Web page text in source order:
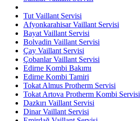
Tut Vaillant Servisi
Afyonkarahisar Vaillant Servisi
Bayat Vaillant Servisi
Bolvadin Vaillant Servisi
Çay Vaillant Servisi
Çobanlar Vaillant Servisi
Edirne Kombi Bakımı
Edirne Kombi Tamiri
Tokat Almus Protherm Servisi
Tokat Artova Protherm Kombi Servisi
Dazkırı Vaillant Servisi
Dinar Vaillant Servisi